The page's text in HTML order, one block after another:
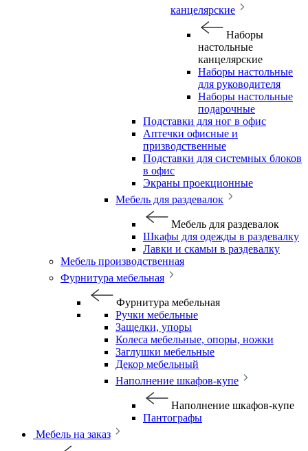
канцелярские
Наборы
настольные
канцелярские
Наборы настольные
для руководителя
Наборы настольные
подарочные
Подставки для ног в офис
Аптечки офисные и
призводственные
Подставки для системных блоков
в офис
Экраны проекционные
Мебель для раздевалок
Мебель для раздевалок
Шкафы для одежды в раздевалку
Лавки и скамьи в раздевалку
Мебель производственная
Фурнитура мебельная
Фурнитура мебельная
Ручки мебельные
Защелки, упоры
Колеса мебельные, опоры, ножки
Заглушки мебельные
Декор мебельный
Наполнение шкафов-купе
Наполнение шкафов-купе
Пантографы
Мебель на заказ